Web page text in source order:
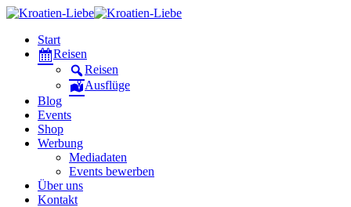
Start
Reisen
Reisen
Ausflüge
Blog
Events
Shop
Werbung
Mediadaten
Events bewerben
Über uns
Kontakt